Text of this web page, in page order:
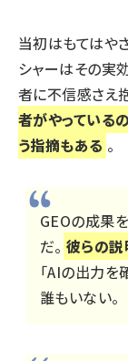
当初はもてはや
シャーはその実
者に不信感さえ
者がやっている
う指摘もある 。
GEOの成果
だ。 彼らの説
「AIの出力を
誰もいない。